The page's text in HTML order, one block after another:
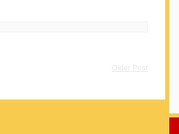
Older Post